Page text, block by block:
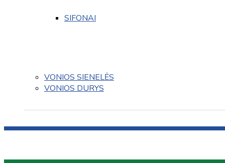
SIFONAI
VONIOS SIENELĖS
VONIOS DURYS